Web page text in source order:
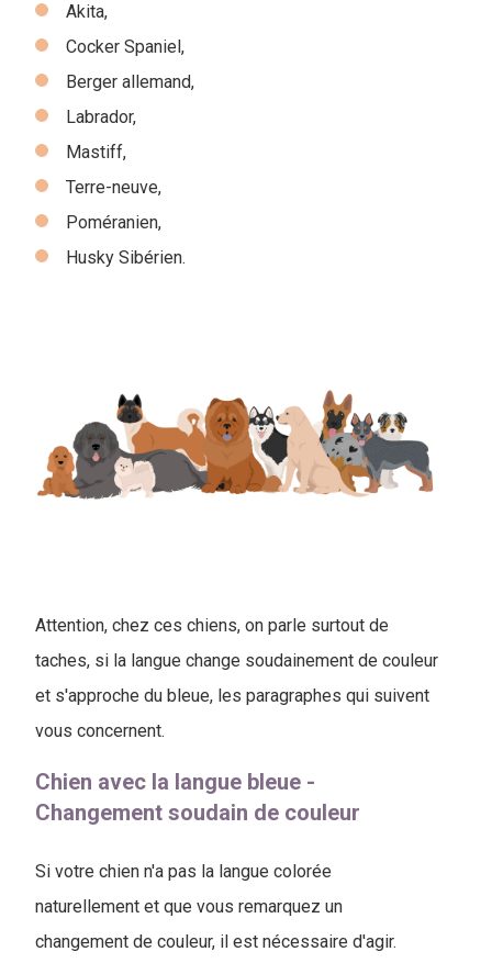
Akita,
Cocker Spaniel,
Berger allemand,
Labrador,
Mastiff,
Terre-neuve,
Poméranien,
Husky Sibérien.
Attention, chez ces chiens, on parle surtout de
taches, si la langue change soudainement de couleur
et s'approche du bleue, les paragraphes qui suivent
vous concernent.
Chien avec la langue bleue -
Changement soudain de couleur
Si votre chien n'a pas la langue colorée
naturellement et que vous remarquez un
changement de couleur, il est nécessaire d'agir.